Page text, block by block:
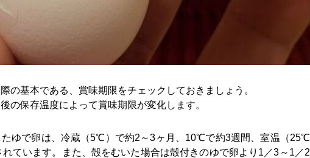
の基本である、賞味期限をチェックしておきましょう。
の保存温度によって賞味期限が変化します。
たゆで卵は、冷蔵（5℃）で約2～3ヶ月、10℃で約3週間、室温（25℃
ています。また、殻をむいた場合は殻付きのゆで卵より1／3～1／2